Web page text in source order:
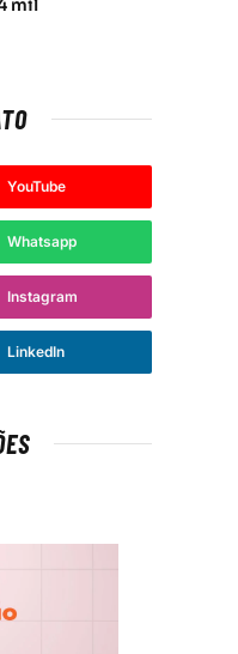
mil
YouTube
Whatsapp
Instagram
LinkedIn